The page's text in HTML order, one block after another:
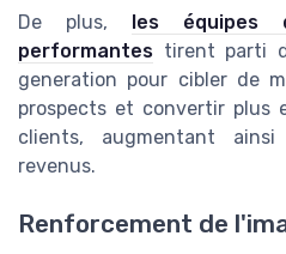
De plus, les équipes
performantes tirent parti
generation pour cibler de
prospects et convertir plus
clients, augmentant
revenus.
Renforcement de